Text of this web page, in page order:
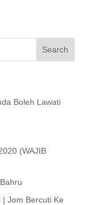
Boleh Lawati
(WAJIB
| Jom Bercuti Ke